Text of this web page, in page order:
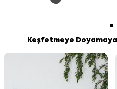
Keşfetmeye